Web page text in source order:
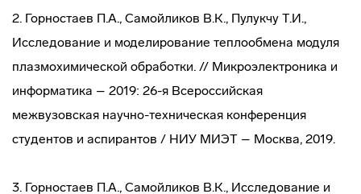
2. Горностаев П.А., Самойликов В.К., Пулукчу Т.И.,
Исследование и моделирование теплообмена модуля
плазмохимической обработки. // Микроэлектроника и
информатика – 2019: 26-я Всероссийская
межвузовская научно-техническая конференция
студентов и аспирантов / НИУ МИЭТ – Москва, 2019.
3. Горностаев П.А., Самойликов В.К., Исследование и